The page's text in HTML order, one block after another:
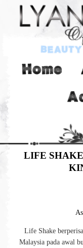
LIFE
Life Shake
Malaysia pada awal